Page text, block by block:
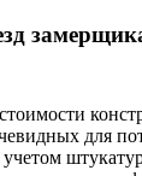
для